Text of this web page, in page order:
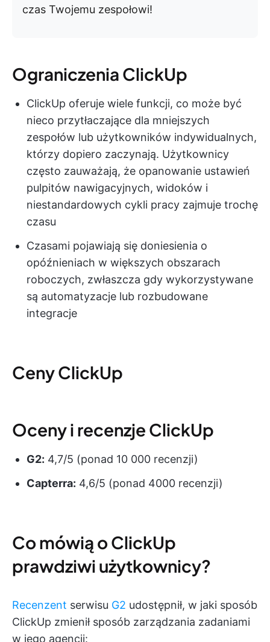
czas Twojemu zespołowi!
Ograniczenia ClickUp
ClickUp oferuje wiele funkcji, co może być
nieco przytłaczające dla mniejszych
zespołów lub użytkowników indywidualnych,
którzy dopiero zaczynają. Użytkownicy
często zauważają, że opanowanie ustawień
pulpitów nawigacyjnych, widoków i
niestandardowych cykli pracy zajmuje trochę
czasu
Czasami pojawiają się doniesienia o
opóźnieniach w większych obszarach
roboczych, zwłaszcza gdy wykorzystywane
są automatyzacje lub rozbudowane
integracje
Ceny ClickUp
Oceny i recenzje ClickUp
G2: 4,7/5 (ponad 10 000 recenzji)
Capterra: 4,6/5 (ponad 4000 recenzji)
Co mówią o ClickUp
prawdziwi użytkownicy?
Recenzent serwisu G2 udostępnił, w jaki sposób
ClickUp zmienił sposób zarządzania zadaniami
w jego agencji: